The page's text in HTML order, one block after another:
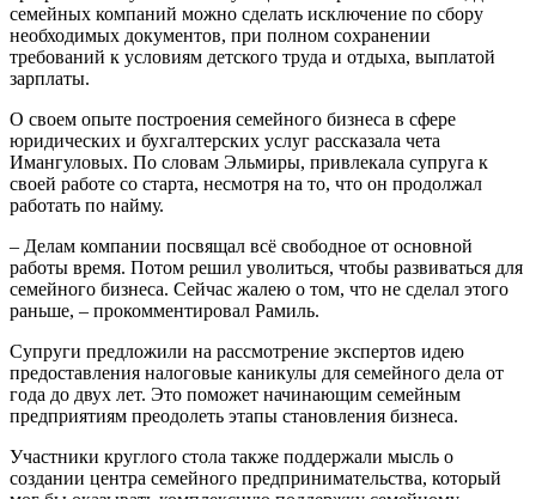
семейных компаний можно сделать исключение по сбору
необходимых документов, при полном сохранении
требований к условиям детского труда и отдыха, выплатой
зарплаты.
О своем опыте построения семейного бизнеса в сфере
юридических и бухгалтерских услуг рассказала чета
Имангуловых. По словам Эльмиры, привлекала супруга к
своей работе со старта, несмотря на то, что он продолжал
работать по найму.
– Делам компании посвящал всё свободное от основной
работы время. Потом решил уволиться, чтобы развиваться для
семейного бизнеса. Сейчас жалею о том, что не сделал этого
раньше, – прокомментировал Рамиль.
Супруги предложили на рассмотрение экспертов идею
предоставления налоговые каникулы для семейного дела от
года до двух лет. Это поможет начинающим семейным
предприятиям преодолеть этапы становления бизнеса.
Участники круглого стола также поддержали мысль о
создании центра семейного предпринимательства, который